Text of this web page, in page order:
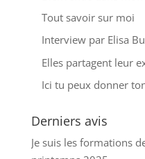
Tout savoir sur moi
Interview par Elisa
Elles partagent leur
Ici tu peux donner
Derniers avis
Je suis les formations